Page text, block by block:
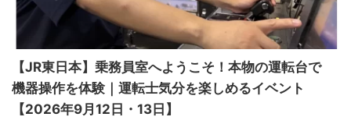
【JR東日本】乗務員室へようこそ！本物の運転台で
機器操作を体験｜運転士気分を楽しめるイベント
【2026年9月12日・13日】